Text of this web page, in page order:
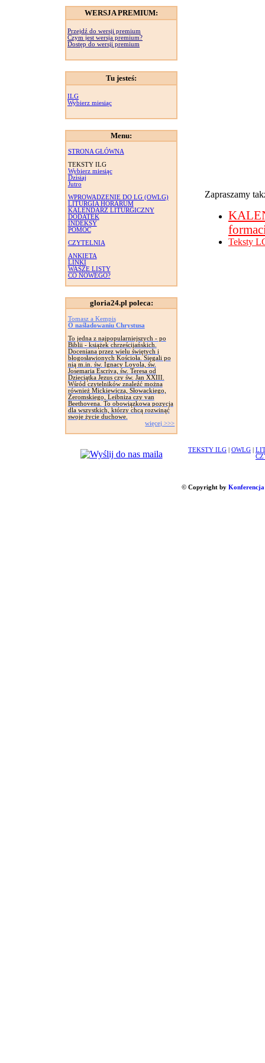
WERSJA PREMIUM:
Przejdź do wersji premium
Czym jest wersja premium?
Dostęp do wersji premium
Tu jesteś:
ILG
Wybierz miesiąc
Menu:
STRONA GŁÓWNA
TEKSTY ILG
Wybierz miesiąc
Dzisiaj
Jutro
WPROWADZENIE DO LG (OWLG)
LITURGIA HORARUM
KALENDARZ LITURGICZNY
DODATEK
INDEKSY
POMOC
CZYTELNIA
ANKIETA
LINKI
WASZE LISTY
CO NOWEGO?
gloria24.pl poleca:
Tomasz a Kempis
O naśladowaniu Chrystusa
To jedna z najpopularniejszych - po
Biblii - książek chrześcijańskich.
Doceniana przez wielu świętych i
błogosławionych Kościoła. Sięgali po
nią m.in. św. Ignacy Loyola, św.
Josemaria Escriva, św. Teresa od
Dzieciątka Jezus czy św. Jan XXIII.
Wśród czytelników znaleźć można
również Mickiewicza, Słowackiego,
Żeromskiego, Leibniza czy van
Beethovena. To obowiązkowa pozycja
dla wszystkich, którzy chcą rozwinąć
swoje życie duchowe.
więcej >>>
Zapraszamy
Teksty
TEKSTY ILG OWLG
© Copyright by Konferencja